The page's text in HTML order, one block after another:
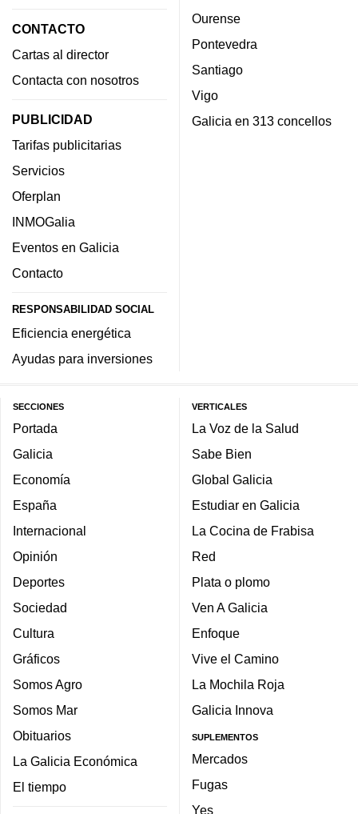
CONTACTO
Cartas al director
Contacta con nosotros
PUBLICIDAD
Tarifas publicitarias
Servicios
Oferplan
INMOGalia
Eventos en Galicia
Contacto
RESPONSABILIDAD SOCIAL
Eficiencia energética
Ayudas para inversiones
Ourense
Pontevedra
Santiago
Vigo
Galicia en 313 concellos
SECCIONES
Portada
Galicia
Economía
España
Internacional
Opinión
Deportes
Sociedad
Cultura
Gráficos
Somos Agro
Somos Mar
Obituarios
La Galicia Económica
El tiempo
VERTICALES
La Voz de la Salud
Sabe Bien
Global Galicia
Estudiar en Galicia
La Cocina de Frabisa
Red
Plata o plomo
Ven A Galicia
Enfoque
Vive el Camino
La Mochila Roja
Galicia Innova
SUPLEMENTOS
Mercados
Fugas
Yes